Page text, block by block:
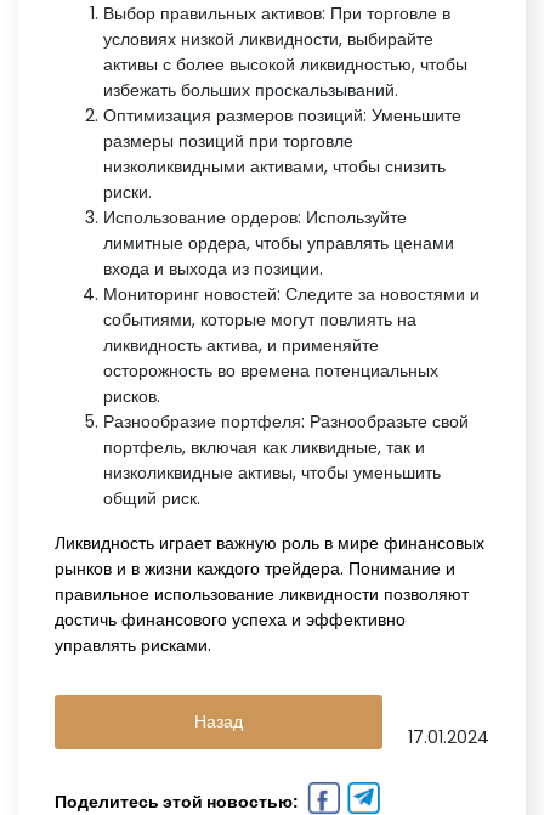
Выбор правильных активов: При торговле в
условиях низкой ликвидности, выбирайте
активы с более высокой ликвидностью, чтобы
избежать больших проскальзываний.
Оптимизация размеров позиций: Уменьшите
размеры позиций при торговле
низколиквидными активами, чтобы снизить
риски.
Использование ордеров: Используйте
лимитные ордера, чтобы управлять ценами
входа и выхода из позиции.
Мониторинг новостей: Следите за новостями и
событиями, которые могут повлиять на
ликвидность актива, и применяйте
осторожность во времена потенциальных
рисков.
Разнообразие портфеля: Разнообразьте свой
портфель, включая как ликвидные, так и
низколиквидные активы, чтобы уменьшить
общий риск.
Ликвидность играет важную роль в мире финансовых
рынков и в жизни каждого трейдера. Понимание и
правильное использование ликвидности позволяют
достичь финансового успеха и эффективно
управлять рисками.
Назад
17.01.2024
Поделитесь этой новостью: